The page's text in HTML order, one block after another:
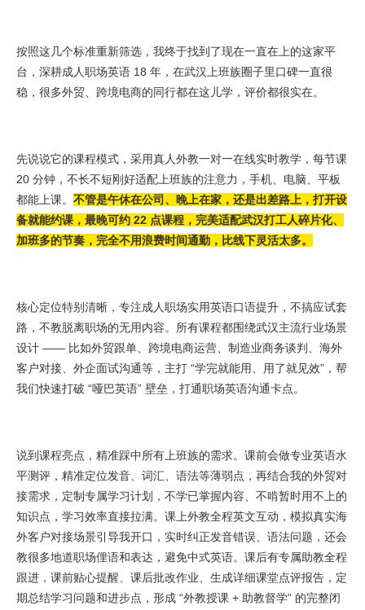
按照这几个标准重新筛选，我终于找到了现在一直在上的这家平
台，深耕成人职场英语 18 年，在武汉上班族圈子里口碑一直很
稳，很多外贸、跨境电商的同行都在这儿学，评价都很实在。
先说说它的课程模式，采用真人外教一对一在线实时教学，每节课
20 分钟，不长不短刚好适配上班族的注意力，手机、电脑、平板
都能上课。 不管是午休在公司、晚上在家，还是出差路上，打开设
备就能约课，最晚可约 22 点课程，完美适配武汉打工人碎片化、
加班多的节奏，完全不用浪费时间通勤，比线下灵活太多。
核心定位特别清晰，专注成人职场实用英语口语提升，不搞应试套
路，不教脱离职场的无用内容。所有课程都围绕武汉主流行业场景
设计 —— 比如外贸跟单、跨境电商运营、制造业商务谈判、海外
客户对接、外企面试沟通等，主打 “学完就能用、用了就见效”，帮
我们快速打破 “哑巴英语” 壁垒，打通职场英语沟通卡点。
说到课程亮点，精准踩中所有上班族的需求。课前会做专业英语水
平测评，精准定位发音、词汇、语法等薄弱点，再结合我的外贸对
接需求，定制专属学习计划，不学已掌握内容、不啃暂时用不上的
知识点，学习效率直接拉满。课上外教全程英文互动，模拟真实海
外客户对接场景引导我开口，实时纠正发音错误、语法问题，还会
教很多地道职场俚语和表达，避免中式英语。课后有专属助教全程
跟进，课前贴心提醒、课后批改作业、生成详细课堂点评报告，定
期总结学习问题和进步点，形成 “外教授课 + 助教督学” 的完整闭